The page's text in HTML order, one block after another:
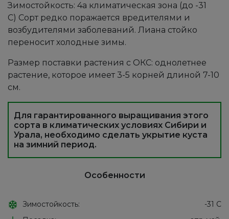
Зимостойкость: 4а климатическая зона (до -31
С) Сорт редко поражается вредителями и
возбудителями заболеваний. Лиана стойко
переносит холодные зимы.
Размер поставки растения с ОКС: однолетнее
растение, которое имеет 3-5 корней длиной 7-10
см.
Для гарантированного выращивания этого
сорта в климатических условиях Сибири и
Урала, необходимо сделать укрытие куста
на зимний период.
Особенности
Зимостойкость:
-31 С